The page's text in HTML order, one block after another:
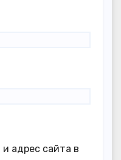
адрес сайта в